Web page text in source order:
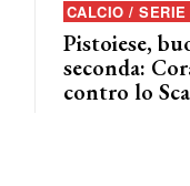
CALCIO / SERIE
Pistoiese,
seconda:
contro lo